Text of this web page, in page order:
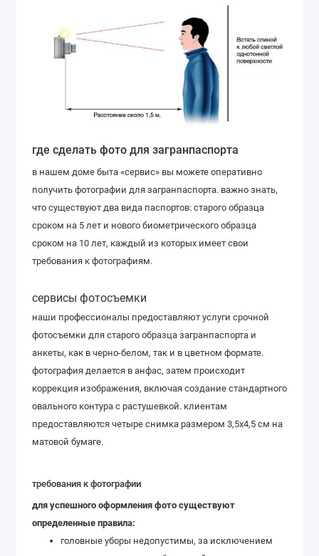
где сделать фото для загранпаспорта
в нашем доме быта «сервис» вы можете оперативно
получить фотографии для загранпаспорта. важно знать,
что существуют два вида паспортов: старого образца
сроком на 5 лет и нового биометрического образца
сроком на 10 лет, каждый из которых имеет свои
требования к фотографиям.
сервисы фотосъемки
наши профессионалы предоставляют услуги срочной
фотосъемки для старого образца загранпаспорта и
анкеты, как в черно-белом, так и в цветном формате.
фотография делается в анфас, затем происходит
коррекция изображения, включая создание стандартного
овального контура с растушевкой. клиентам
предоставляются четыре снимка размером 3,5х4,5 см на
матовой бумаге.
требования к фотографии
для успешного оформления фото существуют
определенные правила:
головные уборы недопустимы, за исключением